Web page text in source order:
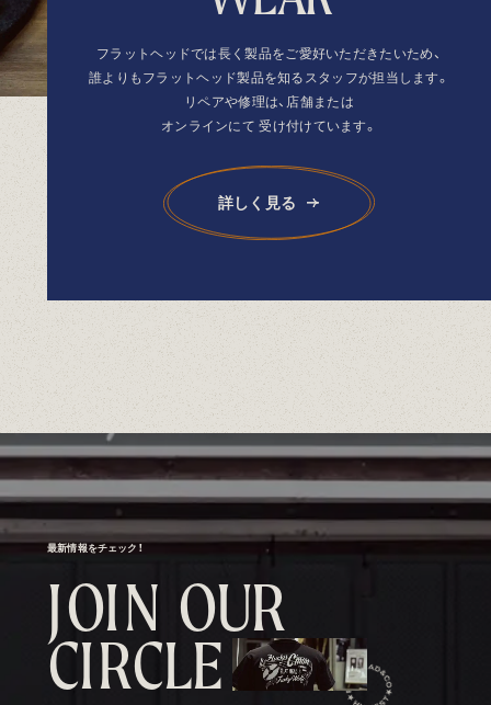
フラットヘッドでは長く製品をご愛好いただきたいため、
誰よりもフラットヘッド製品を知るスタッフが担当します。
リペアや修理は、店舗または
オンラインにて 受け付けています。
詳しく見る
最新情報をチェック！
JOIN OUR
CIRCLE